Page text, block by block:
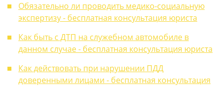
Обязательно ли проводить медико-социальную
экспертизу - бесплатная консультация юриста
Как быть с ДТП на служебном автомобиле в
данном случае - бесплатная консультация юриста
Как действовать при нарушении ПДД
доверенными лицами - бесплатная консультация